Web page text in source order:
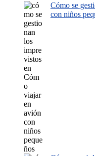
Cómo se
con niños